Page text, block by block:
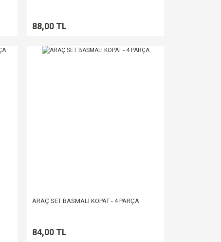
88,00 TL
ARAÇ SET BASMALI KOPAT - 4 PARÇA
84,00 TL